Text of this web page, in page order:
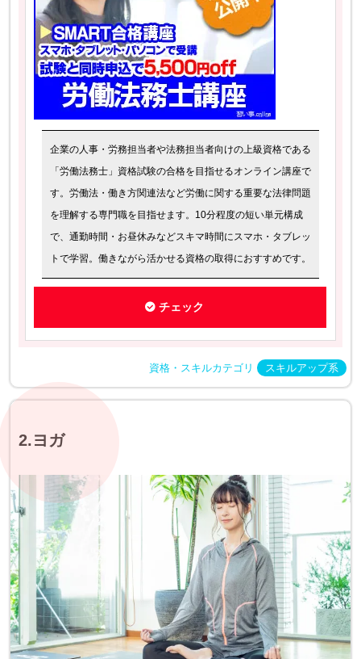
企業の人事・労務担当者や法務担当者向けの上級資格である
「労働法務士」資格試験の合格を目指せるオンライン講座で
す。労働法・働き方関連法など労働に関する重要な法律問題
を理解する専門職を目指せます。10分程度の短い単元構成
で、通勤時間・お昼休みなどスキマ時間にスマホ・タブレッ
トで学習。働きながら活かせる資格の取得におすすめです。
チェック
資格・スキルカテゴリ スキルアップ系
2.ヨガ